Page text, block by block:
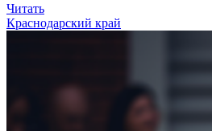
Читать
Краснодарский край